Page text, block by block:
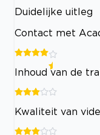
Duidelijke uitleg
Contact met
Inhoud van de
Kwaliteit van